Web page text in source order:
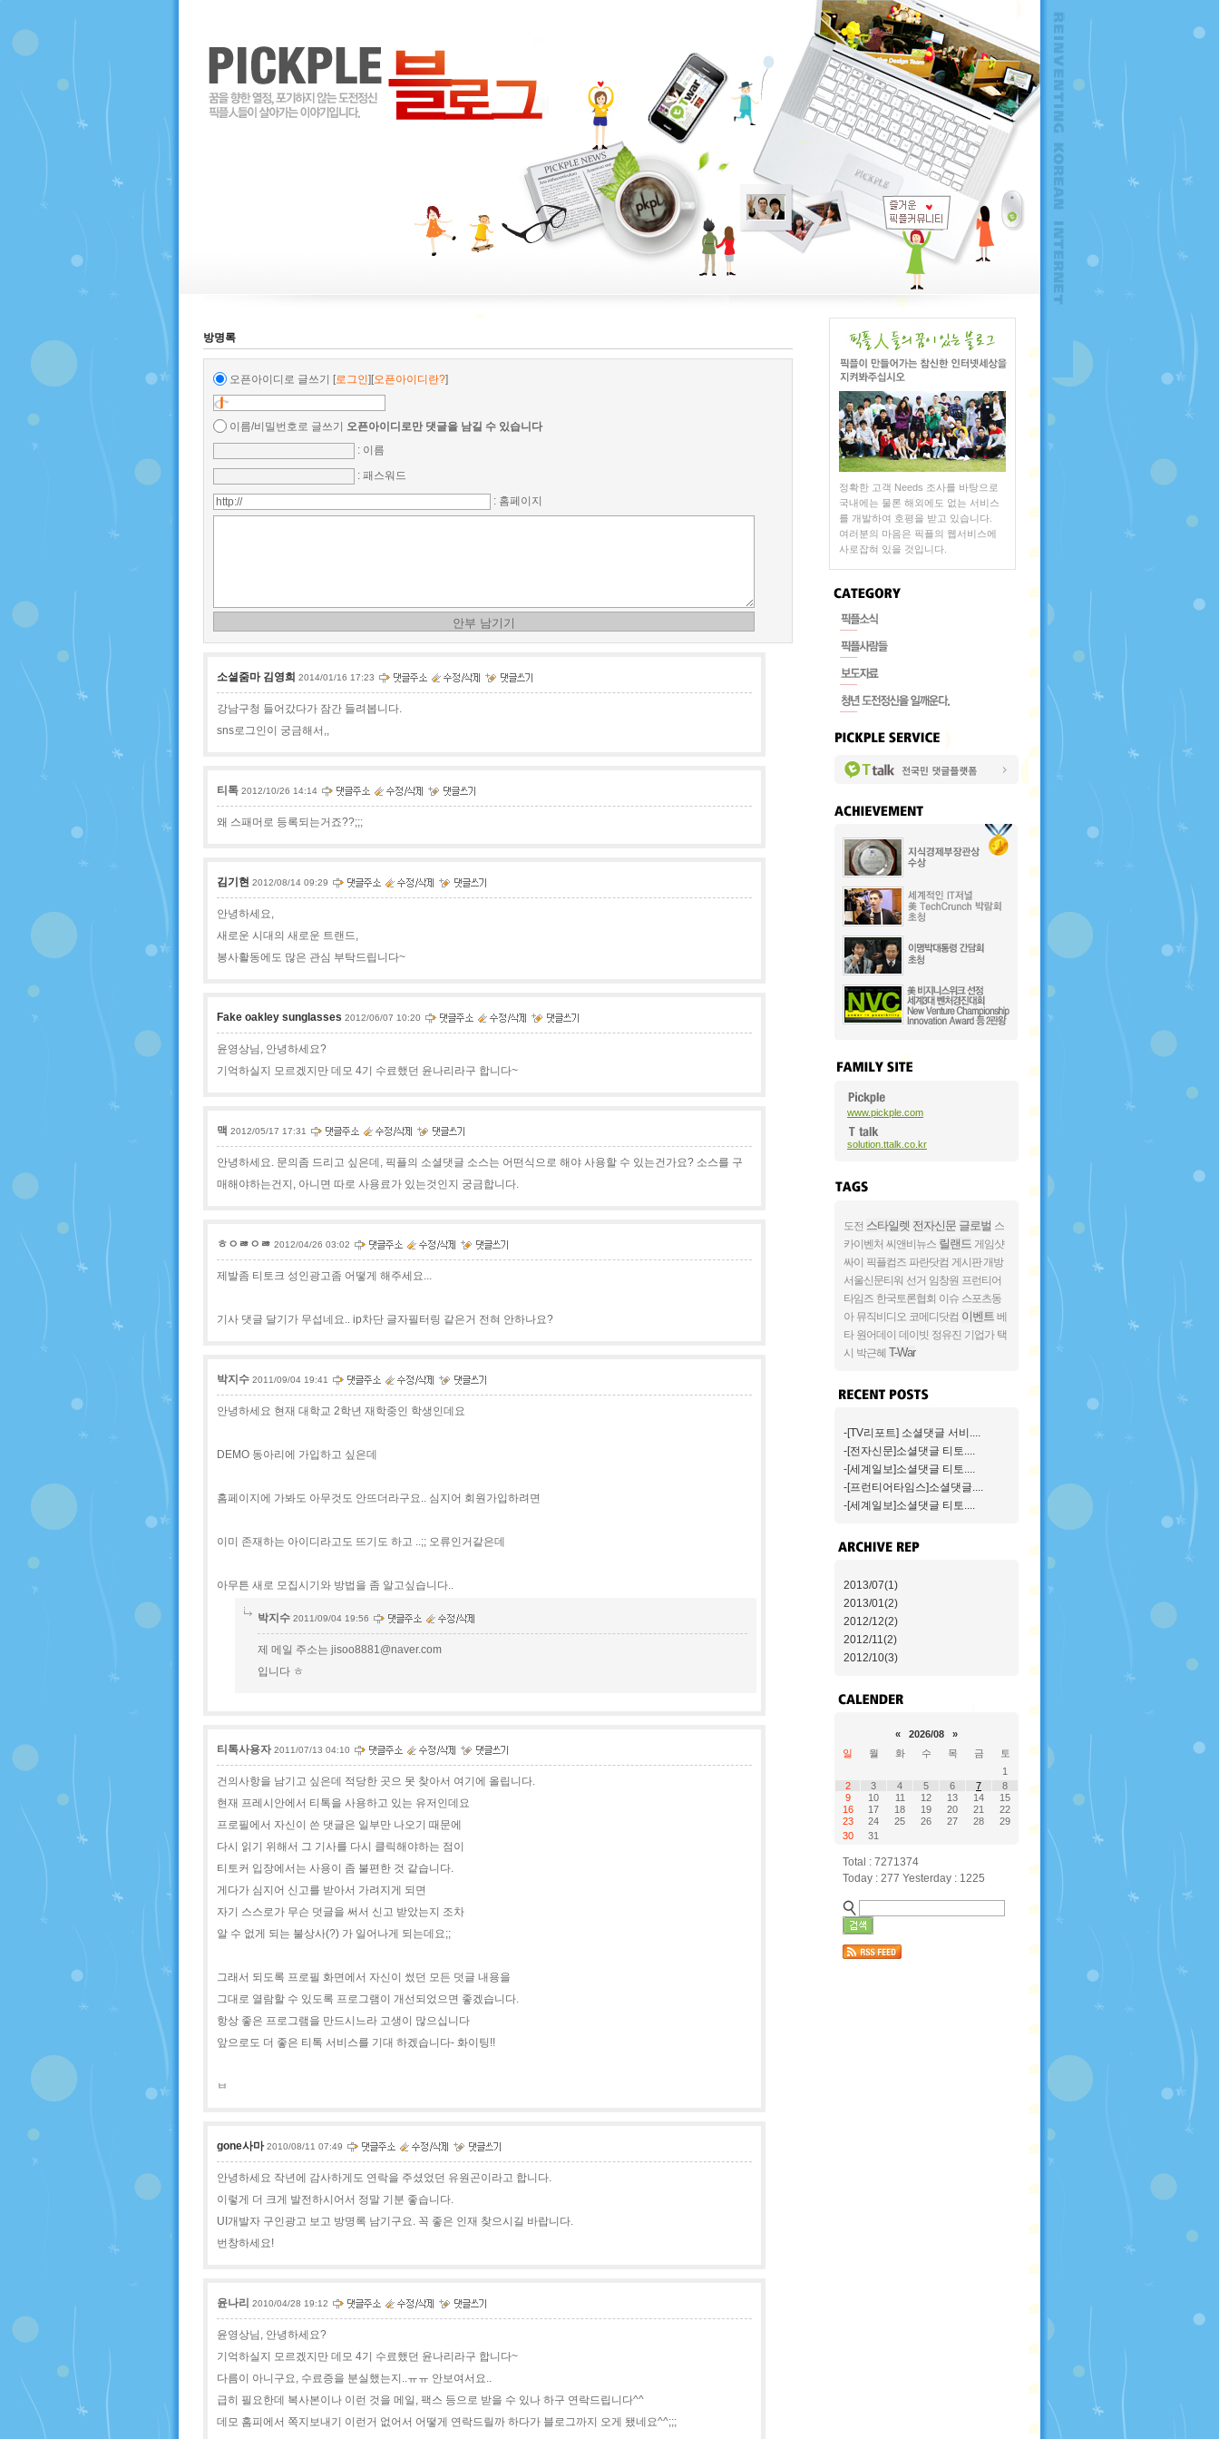
방명록
오픈아이디로 글쓰기 [로그인][오픈아이디란?]
이름/비밀번호로 글쓰기
오픈아이디로만 댓글을 남길 수 있습니다
: 이름
: 패스워드
: 홈페이지
소셜줌마 김영희 2014/01/16 17:23
강남구청 들어갔다가 잠간 들려봅니다.
sns로그인이 궁금해서,,
티톡 2012/10/26 14:14
왜 스패머로 등록되는거죠??;;;
김기현 2012/08/14 09:29
안녕하세요,
새로운 시대의 새로운 트랜드,
봉사활동에도 많은 관심 부탁드립니다~
Fake oakley sunglasses 2012/06/07 10:20
윤영상님, 안녕하세요?
기억하실지 모르겠지만 데모 4기 수료했던 윤나리라구 합니다~
맥 2012/05/17 17:31
안녕하세요. 문의좀 드리고 싶은데, 픽플의 소셜댓글 소스는 어떤식으로 해야 사용할 수 있는건가요? 소스를 구
매해야하는건지, 아니면 따로 사용료가 있는것인지 궁금합니다.
ㅎㅇㅀㅇㅀ 2012/04/26 03:02
제발좀 티토크 성인광고좀 어떻게 해주세요...
기사 댓글 달기가 무섭네요.. ip차단 글자필터링 같은거 전혀 안하나요?
박지수 2011/09/04 19:41
안녕하세요 현재 대학교 2학년 재학중인 학생인데요
DEMO 동아리에 가입하고 싶은데
홈페이지에 가봐도 아무것도 안뜨더라구요.. 심지어 회원가입하려면
이미 존재하는 아이디라고도 뜨기도 하고 ..;; 오류인거같은데
아무튼 새로 모집시기와 방법을 좀 알고싶습니다..
박지수 2011/09/04 19:56
제 메일 주소는 jisoo8881@naver.com
입니다 ㅎ
티톡사용자 2011/07/13 04:10
건의사항을 남기고 싶은데 적당한 곳으 못 찾아서 여기에 올립니다.
현재 프레시안에서 티톡을 사용하고 있는 유저인데요
프로필에서 자신이 쓴 댓글은 일부만 나오기 때문에
다시 읽기 위해서 그 기사를 다시 클릭해야하는 점이
티토커 입장에서는 사용이 좀 불편한 것 같습니다.
게다가 심지어 신고를 받아서 가려지게 되면
자기 스스로가 무슨 덧글을 써서 신고 받았는지 조차
알 수 없게 되는 불상사(?) 가 일어나게 되는데요;;
그래서 되도록 프로필 화면에서 자신이 썼던 모든 덧글 내용을
그대로 열람할 수 있도록 프로그램이 개선되었으면 좋겠습니다.
항상 좋은 프로그램을 만드시느라 고생이 많으십니다
앞으로도 더 좋은 티톡 서비스를 기대 하겠습니다- 화이팅!!
ㅂ
gone사마 2010/08/11 07:49
안녕하세요 작년에 감사하게도 연락을 주셨었던 유원곤이라고 합니다.
이렇게 더 크게 발전하시어서 정말 기분 좋습니다.
UI개발자 구인광고 보고 방명록 남기구요. 꼭 좋은 인재 찾으시길 바랍니다.
번창하세요!
윤나리 2010/04/28 19:12
윤영상님, 안녕하세요?
기억하실지 모르겠지만 데모 4기 수료했던 윤나리라구 합니다~
다름이 아니구요, 수료증을 분실했는지..ㅠㅠ 안보여서요..
급히 필요한데 복사본이나 이런 것을 메일, 팩스 등으로 받을 수 있나 하구 연락드립니다^^
데모 홈피에서 쪽지보내기 이런거 없어서 어떻게 연락드릴까 하다가 블로그까지 오게 됐네요^^;;;
정확한 고객 Needs 조사를 바탕으로
국내에는 물론 해외에도 없는 서비스
를 개발하여 호평을 받고 있습니다.
여러분의 마음은 픽플의 웹서비스에
사로잡혀 있을 것입니다.
www.pickple.com
solution.ttalk.co.kr
도전 스타일렛 전자신문 글로벌 스
카이벤처 씨앤비뉴스 릴랜드 게임샷
싸이 픽플컴즈 파란닷컴 게시판 개방
서울신문티워 선거 임창원 프런티어
타임즈 한국토론협회 이슈 스포츠동
아 뮤직비디오 코메디닷컴 이벤트 베
타 원어데이 데이빗 정유진 기업가 택
시 박근혜 T-War
-[TV리포트] 소셜댓글 서비....
-[전자신문]소셜댓글 티토....
-[세계일보]소셜댓글 티토....
-[프런티어타임스]소셜댓글....
-[세계일보]소셜댓글 티토....
2013/07(1)
2013/01(2)
2012/12(2)
2012/11(2)
2012/10(3)
« 2026/08
»
일
월 화 수 목 금
토
1
2
3 4 5 6 7
8
9
10 11 12 13 14
15
16
17 18 19 20 21
22
23
24 25 26 27 28
29
30
31
Total : 7271374
Today : 277 Yesterday : 1225